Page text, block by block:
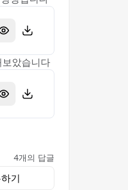
았습니다
4개의 답글
기